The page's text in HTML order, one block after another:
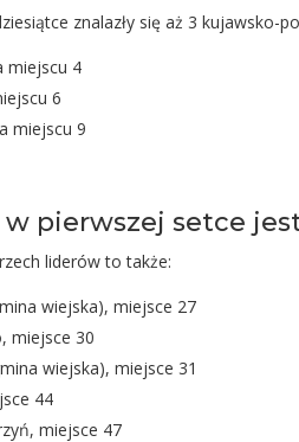
znalazły się aż 3 kujawsko-
miejscu 4
6
miejscu 9
w pierwszej setce
liderów to także:
wiejska), miejsce 27
miejsce 30
wiejska), miejsce 31
44
miejsce 47